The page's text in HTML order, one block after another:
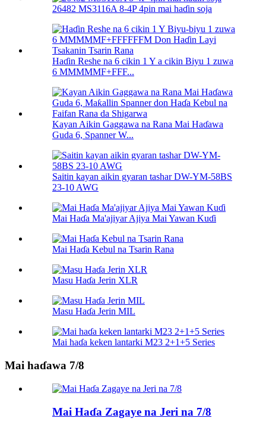
26482 MS3116A 8-4P 4pin mai haɗin soja
Haɗin Reshe na 6 cikin 1 Y a cikin Biyu 1 zuwa
6 MMMMMF+FFF...
Kayan Aikin Gaggawa na Rana Mai Haɗawa
Guda 6, Spanner W...
Saitin kayan aikin gyaran tashar DW-YM-58BS
23-10 AWG
Mai Haɗa Ma'ajiyar Ajiya Mai Yawan Kuɗi
Mai Haɗa Kebul na Tsarin Rana
Masu Haɗa Jerin XLR
Masu Haɗa Jerin MIL
Mai haɗa keken lantarki M23 2+1+5 Series
Mai haɗawa 7/8
Mai Haɗa Zagaye na Jeri na 7/8